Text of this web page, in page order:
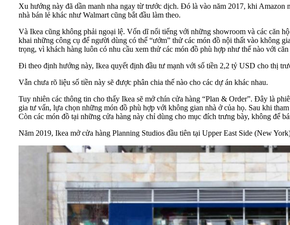
Xu hướng này đã dần manh nha ngay từ trước dịch. Đó là vào năm 2017, khi
nhà bán lẻ khác như Walmart cũng bắt đầu làm theo.
Và Ikea cũng không phải ngoại lệ. Vốn dĩ nổi tiếng với những showroom và các căn
khai những công cụ để người dùng có thể “ướm” thử các món đồ nội thất vào không
trọng, vì khách hàng luôn có nhu cầu xem thử các món đồ phù hợp như thế nào với căn
Đi theo định hướng này, Ikea quyết định đầu tư mạnh với số tiền 2,2 tỷ USD cho thị
Vẫn chưa rõ liệu số tiền này sẽ được phân chia thế nào cho các dự án khác nhau.
Tuy nhiên các thông tin cho thấy Ikea sẽ mở chín cửa hàng “Plan & Order”. Đây là
gia tư vấn, lựa chọn những món đồ phù hợp với không gian nhà ở của họ. Sau khi
Còn các món đồ tại những cửa hàng này chỉ dùng cho mục đích trưng bày, không để
Năm 2019, Ikea mở cửa hàng Planning Studios đầu tiên tại Upper East Side (New